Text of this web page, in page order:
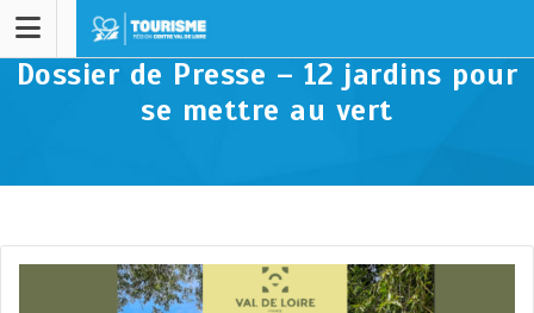
Dossier de Presse – 12 jardins pour
se mettre au vert